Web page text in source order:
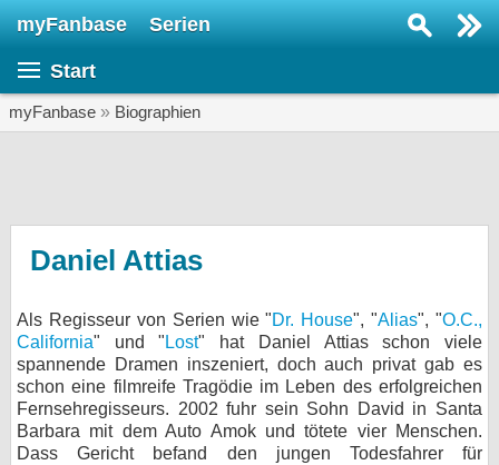
myFanbase Serien
Start
myFanbase » Biographien
Daniel Attias
Als Regisseur von Serien wie "Dr. House", "Alias", "O.C.,
California" und " Lost" hat Daniel Attias schon viele
spannende Dramen inszeniert, doch auch privat gab es
schon eine filmreife Tragödie im Leben des erfolgreichen
Fernsehregisseurs. 2002 fuhr sein Sohn David in Santa
Barbara mit dem Auto Amok und tötete vier Menschen.
Dass Gericht befand den jungen Todesfahrer für
KULTUR
Specials
SERVICE
Gewinnspiele